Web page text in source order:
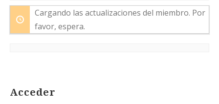
Mostrar:
Cargando las actualizaciones del miembro. Por
favor, espera.
Acceder